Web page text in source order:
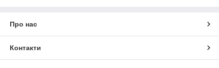
Про нас
Контакти